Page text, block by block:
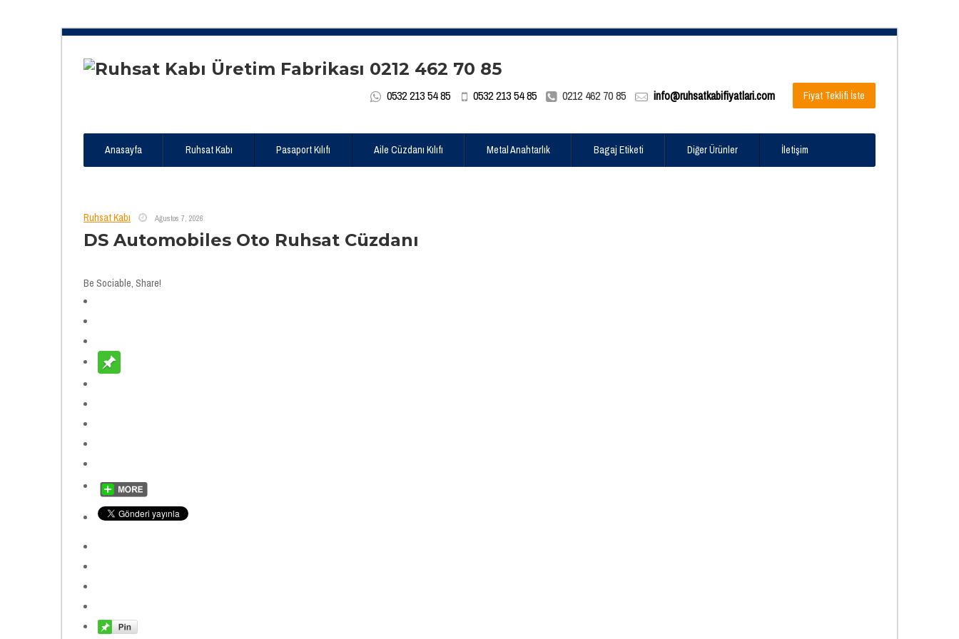
0532 213 54 85 0532 213 54 85 0212 462 70 85 info@ruhsatkabifiyatlari.com Fiyat Teklifi İste
Anasayfa Ruhsat Kabı Pasaport Kılıfı Aile Cüzdanı Kılıfı Metal Anahtarlık Bagaj Etiketi Diğer Ürünler İletişim
Ruhsat Kabı Ağustos 7, 2026
DS Automobiles Oto Ruhsat Cüzdanı
Be Sociable, Share!